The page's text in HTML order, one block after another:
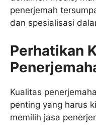
penerjemah
dan spesialisasi
Perhatikan
Kualitas
penting yang harus
memilih jasa